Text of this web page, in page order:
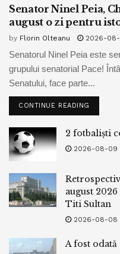
Senator Ninel Peia,
august o zi pentru
by Florin Olteanu 2026-
Senatorul Ninel Peia este
grupului senatorial Pace!
Senatului, face parte...
CONTINUE READING
2 fotbaliști
2026-08-09
august
Titi Sultan
2026-08-08
A fost